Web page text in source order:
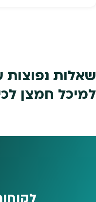
שאלות נפוצות
למיכל חמצן